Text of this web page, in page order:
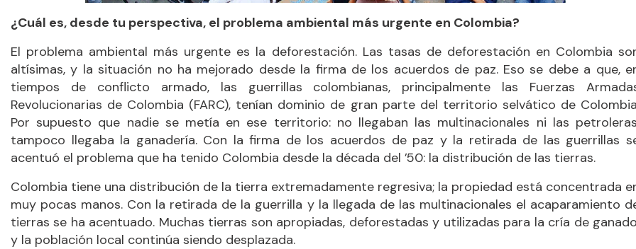
¿Cuál es, desde tu perspectiva, el problema ambiental más urgente en Colombia?
El problema ambiental más urgente es la deforestación. Las tasas de deforestación en Colombia
altísimas, y la situación no ha mejorado desde la firma de los acuerdos de paz. Eso se debe a que,
tiempos de conflicto armado, las guerrillas colombianas, principalmente las Fuerzas
Revolucionarias de Colombia (FARC), tenían dominio de gran parte del territorio selvático de
Por supuesto que nadie se metía en ese territorio: no llegaban las multinacionales ni las
tampoco llegaba la ganadería. Con la firma de los acuerdos de paz y la retirada de las guerrillas
acentuó el problema que ha tenido Colombia desde la década del ’50: la distribución de las tierras.
Colombia tiene una distribución de la tierra extremadamente regresiva; la propiedad está concentrada
muy pocas manos. Con la retirada de la guerrilla y la llegada de las multinacionales el acaparamiento
tierras se ha acentuado. Muchas tierras son apropiadas, deforestadas y utilizadas para la cría de
y la población local continúa siendo desplazada.